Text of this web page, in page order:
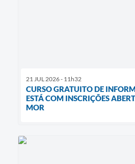
21 JUL 2026 - 11h32
CURSO GRATUITO DE
ESTÁ COM INSCRIÇÕES
MOR